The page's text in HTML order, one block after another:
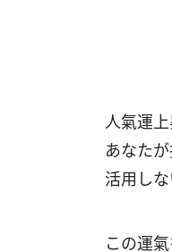
人氣運
あなた
活用し
この運